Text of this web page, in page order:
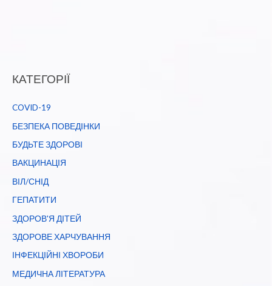
КАТЕГОРІЇ
COVID-19
БЕЗПЕКА ПОВЕДІНКИ
БУДЬТЕ ЗДОРОВІ
ВАКЦИНАЦІЯ
ВІЛ/СНІД
ГЕПАТИТИ
ЗДОРОВ'Я ДІТЕЙ
ЗДОРОВЕ ХАРЧУВАННЯ
ІНФЕКЦІЙНІ ХВОРОБИ
МЕДИЧНА ЛІТЕРАТУРА